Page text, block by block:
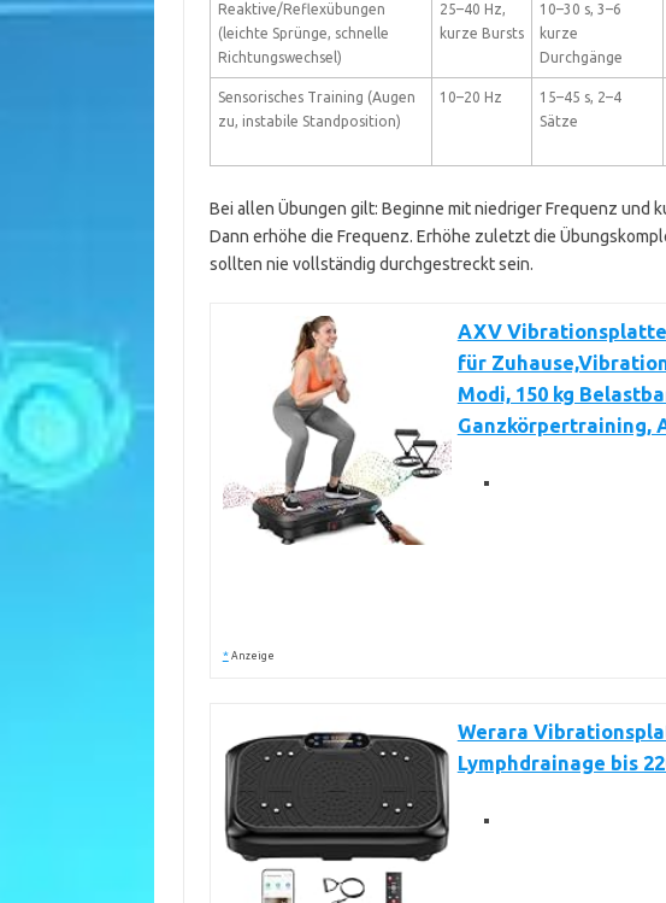
Reaktive/Reflexübungen
(leichte Sprünge, schnelle
Richtungswechsel)
25–40 Hz,
kurze Bursts
10–30 s, 3–6
kurze
Durchgänge
Sensorisches Training (Augen
zu, instabile Standposition)
10–20 Hz
15–45 s, 2–4
Sätze
Bei allen Übungen gilt: Beginne mit niedriger Frequenz und
Dann erhöhe die Frequenz. Erhöhe zuletzt die
sollten nie vollständig durchgestreckt sein.
AXV
für
Modi, 150 kg
Ganzkörpertraining,
* Anzeige
Werara
Lymphdrainage bis